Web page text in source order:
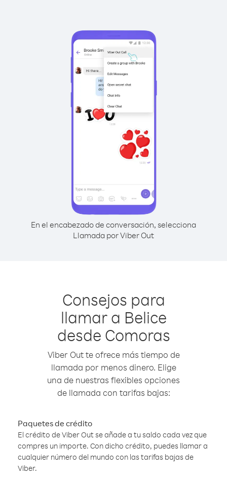
En el encabezado de conversación, selecciona
Llamada por Viber Out
Consejos para
llamar a Belice
desde Comoras
Viber Out te ofrece más tiempo de
llamada por menos dinero. Elige
una de nuestras flexibles opciones
de llamada con tarifas bajas:
Paquetes de crédito
El crédito de Viber Out se añade a tu saldo cada vez que
compres un importe. Con dicho crédito, puedes llamar a
cualquier número del mundo con las tarifas bajas de
Viber.